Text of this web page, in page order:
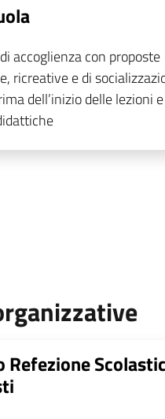
accoglienza con proposte
ricreative e di
dell’inizio delle lezioni
Refezione